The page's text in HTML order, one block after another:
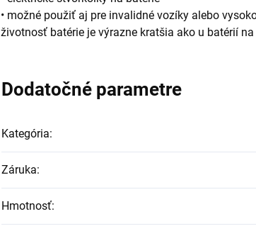
• možné použiť aj pre invalidné vozíky alebo
životnosť batérie je výrazne kratšia ako u batérií
Dodatočné parametre
Kategória:
Záruka:
Hmotnosť: